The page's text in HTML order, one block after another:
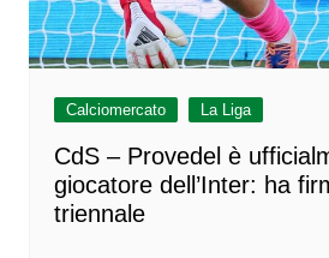
Calciomercato La Liga
CdS – Provedel è
giocatore dell’Inter: ha
triennale